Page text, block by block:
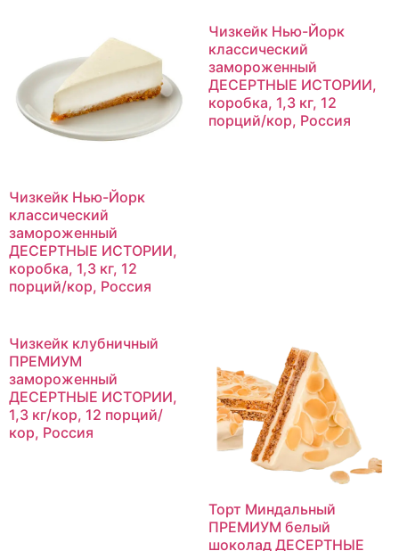
Чизкейк Нью-Йорк
классический
замороженный
ДЕСЕРТНЫЕ ИСТОРИИ,
коробка, 1,3 кг, 12
порций/кор, Россия
Чизкейк Нью-Йорк
классический
замороженный
ДЕСЕРТНЫЕ ИСТОРИИ,
коробка, 1,3 кг, 12
порций/кор, Россия
Чизкейк клубничный
ПРЕМИУМ
замороженный
ДЕСЕРТНЫЕ ИСТОРИИ,
1,3 кг/кор, 12 порций/
кор, Россия
Торт Миндальный
ПРЕМИУМ белый
шоколад ДЕСЕРТНЫЕ